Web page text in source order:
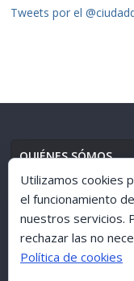
Tweets por el
QUIÉNES SÓMOS
AVISO LEGAL//
Utilizamos cookies
el funcionamiento
nuestros servicios.
rechazar las no
Política de cookies